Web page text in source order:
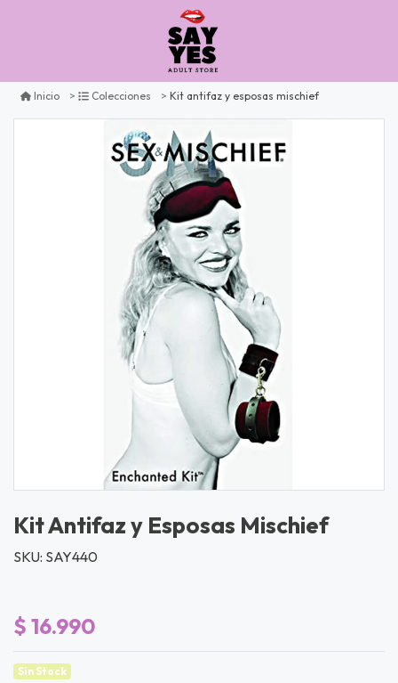
Inicio Colecciones Kit antifaz y esposas mischief
Kit Antifaz y Esposas Mischief
SKU: SAY440
$ 16.990
Sin Stock